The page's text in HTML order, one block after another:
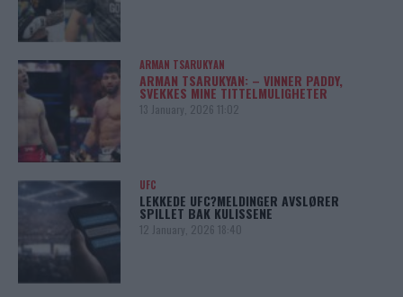
ARMAN TSARUKYAN
ARMAN TSARUKYAN: – VINNER PADDY,
SVEKKES MINE TITTELMULIGHETER
13 January, 2026 11:02
UFC
LEKKEDE UFC?MELDINGER AVSLØRER
SPILLET BAK KULISSENE
12 January, 2026 18:40